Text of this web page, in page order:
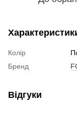
Колір
Бренд
Відгуки